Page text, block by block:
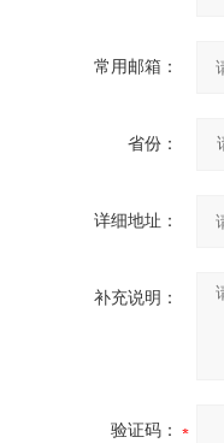
常用邮箱：
省份：
详细地址：
补充说明：
验证码：